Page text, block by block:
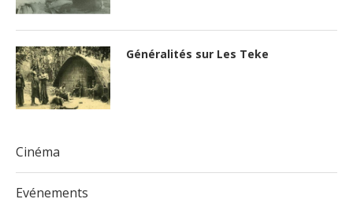
Généralités sur Les Teke
Cinéma
Evénements